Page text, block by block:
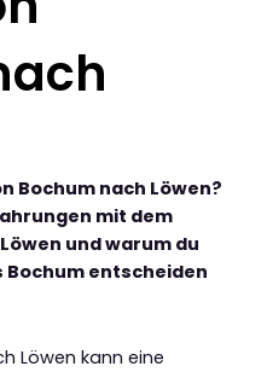
Bochum nach Löwen?
mit dem
und warum du
Bochum entscheiden
Löwen kann eine